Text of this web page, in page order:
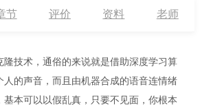
节 评价 资料 老师
隆技术，通俗的来说就是借助深度学习算
人的声音，而且由机器合成的语音连情绪
基本可以以假乱真，只要不见面，你根本